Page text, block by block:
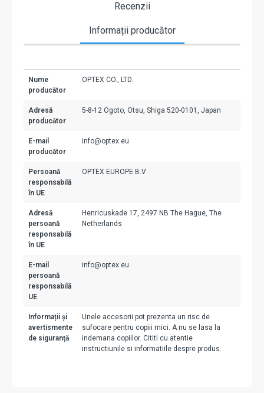
Recenzii
Informații producător
Nume
producător
OPTEX CO., LTD.
Adresă
producător
5-8-12 Ogoto, Otsu, Shiga 520-0101, Japan
E-mail
producător
info@optex.eu
Persoană
responsabilă
în UE
OPTEX EUROPE B.V
Adresă
persoană
responsabilă
în UE
Henricuskade 17, 2497 NB The Hague, The
Netherlands
E-mail
persoană
responsabilă
UE
info@optex.eu
Informații și
avertismente
de siguranță
Unele accesorii pot prezenta un risc de
sufocare pentru copiii mici. A nu se lasa la
indemana copiilor. Cititi cu atentie
instructiunile si informatiile despre produs.